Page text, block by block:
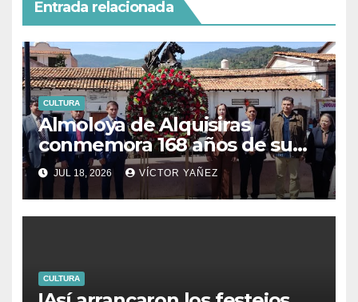
Entrada relacionada
CULTURA
Almoloya de Alquisiras
conmemora 168 años de su
fundación
JUL 18, 2026 VÍCTOR YAÑEZ
CULTURA